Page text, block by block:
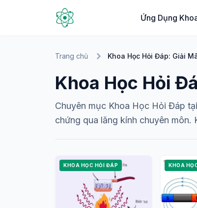
Ứng Dụng
Trang chủ Khoa Học Hỏi Đáp: Giải
Khoa Học Hỏi
Chuyên mục Khoa Học Hỏi Đáp
chứng qua lăng kính chuyên môn.
KHOA HỌC HỎI ĐÁP KHOA